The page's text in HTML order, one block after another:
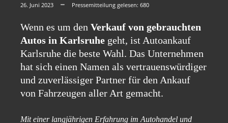
26. Juni 2023 Pressemitteilung gelesen: 680
Wenn es um den Verkauf von gebrauchten
Autos in Karlsruhe geht, ist Autoankauf
Karlsruhe die beste Wahl. Das Unternehmen
hat sich einen Namen als vertrauenswürdiger
und zuverlässiger Partner für den Ankauf
von Fahrzeugen aller Art gemacht.
Mit einer langjährigen Erfahrung im Autohandel und